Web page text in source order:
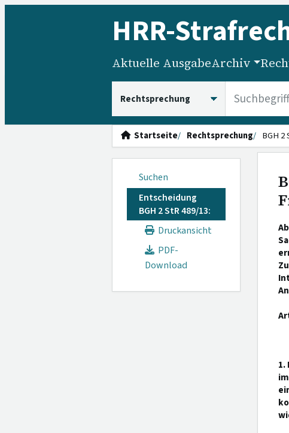
HRR-
Aktuelle AusgabeArchiv
Startseite Rechtsprechung BGH 2
Suchen
Entscheidung
BGH 2 StR 489/13:
Druckansicht
PDF-
Download